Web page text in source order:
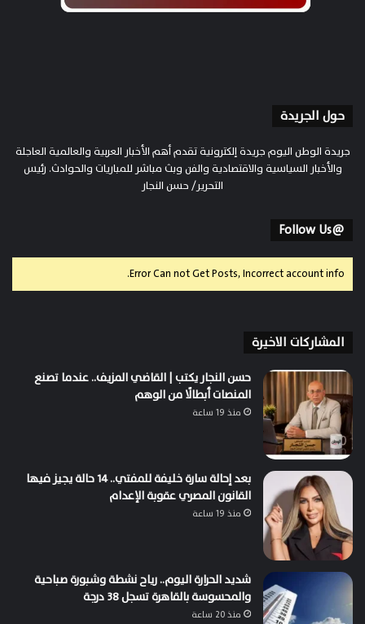
حول الجريدة
جريدة الوطن اليوم جريدة إلكترونية تقدم أهم الأخبار العربية والعالمية العاجلة
والأخبار السياسية والاقتصادية والفن وبث مباشر للمباريات والحوادث. رئيس
التحرير/ حسن النجار
@Follow Us
Error Can not Get Posts, Incorrect account info.
المشاركات الاخيرة
حسن النجار يكتب | القاضي المزيف.. عندما تصنع
المنصات أبطالًا من الوهم
منذ 19 ساعة
بعد إحالة سارة خليفة للمفتي.. 14 حالة يجيز فيها
القانون المصري عقوبة الإعدام
منذ 19 ساعة
شديد الحرارة اليوم.. رياح نشطة وشبورة صباحية
والمحسوسة بالقاهرة تسجل 38 درجة
منذ 20 ساعة